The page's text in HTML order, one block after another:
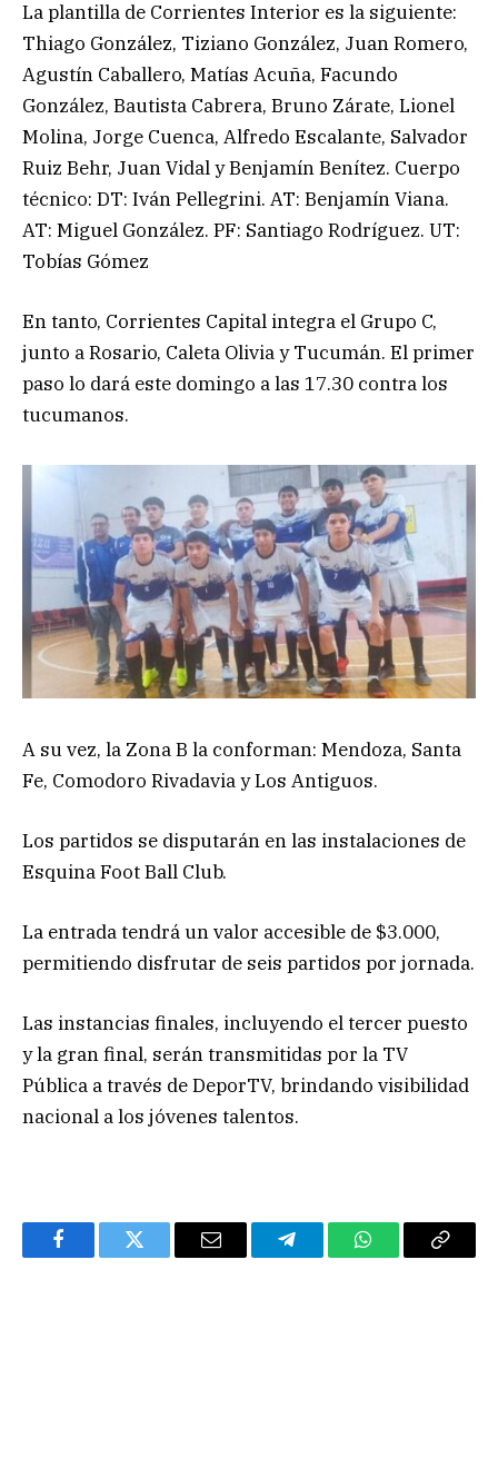
La plantilla de Corrientes Interior es la siguiente:
Thiago González, Tiziano González, Juan Romero,
Agustín Caballero, Matías Acuña, Facundo
González, Bautista Cabrera, Bruno Zárate, Lionel
Molina, Jorge Cuenca, Alfredo Escalante, Salvador
Ruiz Behr, Juan Vidal y Benjamín Benítez. Cuerpo
técnico: DT: Iván Pellegrini. AT: Benjamín Viana.
AT: Miguel González. PF: Santiago Rodríguez. UT:
Tobías Gómez
En tanto, Corrientes Capital integra el Grupo C,
junto a Rosario, Caleta Olivia y Tucumán. El primer
paso lo dará este domingo a las 17.30 contra los
tucumanos.
A su vez, la Zona B la conforman: Mendoza, Santa
Fe, Comodoro Rivadavia y Los Antiguos.
Los partidos se disputarán en las instalaciones de
Esquina Foot Ball Club.
La entrada tendrá un valor accesible de $3.000,
permitiendo disfrutar de seis partidos por jornada.
Las instancias finales, incluyendo el tercer puesto
y la gran final, serán transmitidas por la TV
Pública a través de DeporTV, brindando visibilidad
nacional a los jóvenes talentos.
FacebookTwitter Email TelegramWhatsAppCopy